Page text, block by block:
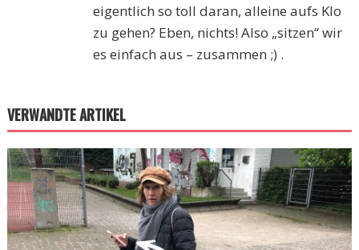
eigentlich so toll daran, alleine aufs Klo
zu gehen? Eben, nichts! Also „sitzen“ wir
es einfach aus – zusammen ;) .
VERWANDTE ARTIKEL